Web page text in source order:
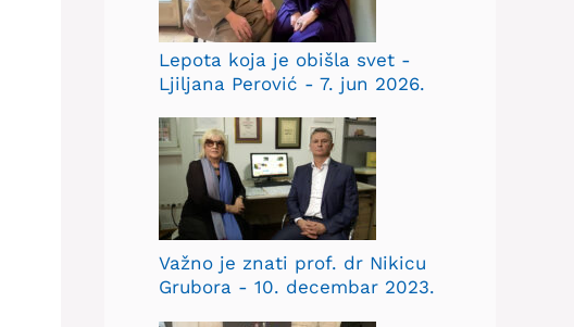
Lepota koja je obišla svet -
Ljiljana Perović - 7. jun 2026.
Važno je znati prof. dr Nikicu
Grubora - 10. decembar 2023.